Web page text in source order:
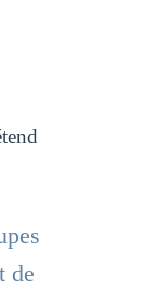
de